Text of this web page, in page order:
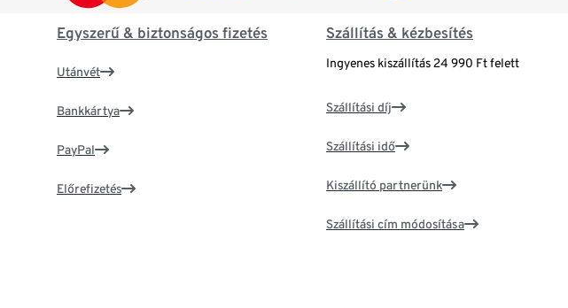
Egyszerű & biztonságos fizetés
Utánvét
Bankkártya
PayPal
Előrefizetés
Szállítás & kézbesítés
Ingyenes kiszállítás 24 990 Ft felett
Szállítási díj
Szállítási idő
Kiszállító partnerünk
Szállítási cím módosítása